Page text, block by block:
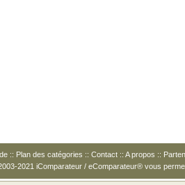
:: Plan des catégories :: Contact :: A propos ::
2021 iComparateur / eComparateur® vous